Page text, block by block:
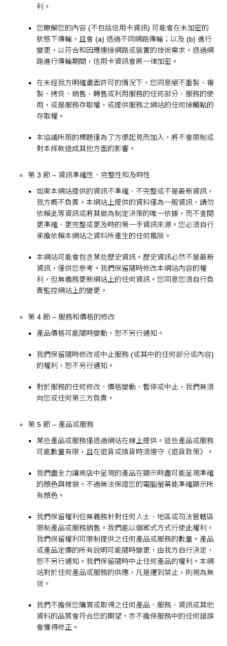
利。
您瞭解您的內容 (不包括信用卡資訊) 可能會在未加密的
狀態下傳輸，且會 (a) 透過不同網路傳輸；以及 (b) 進行
變更，以符合和因應連接網路或裝置的技術需求。透過網
路進行傳輸期間，信用卡資訊會將一律加密。
在未經我方明確書面許可的情況下，您同意絕不重製、複
製、拷貝、銷售、轉售或利用服務的任何部分、服務的使
用，或是服務存取權，或提供服務之網站的任何接觸點的
存取權。
本協議所用的標題僅為了方便起見而加入，將不會限制或
對本條款造成其他方面的影響。
第 3 節 – 資訊準確性、完整性和及時性
如果本網站提供的資訊不準確、不完整或不是最新資訊，
我方概不負責。本網站上提供的資料僅為一般資訊，請勿
依賴此等資訊或將其做為制定決策的唯一依據，而不查閱
更準確、更完整或更及時的第一手資訊來源。您必須自行
承擔依賴本網站之資料所產生的任何風險。
本網站可能會包含某些歷史資訊。歷史資訊必然不是最新
資訊，僅供您參考。我們保留隨時修改本網站內容的權
利，但無義務更新網站上的任何資訊。您同意您須自行負
責監控網站上的變更。
第 4 節 – 服務和價格的修改
產品價格可能隨時變動，恕不另行通知。
我們保留隨時修改或中止服務 (或其中的任何部分或內容)
的權利，恕不另行通知。
對於服務的任何修改、價格變動、暫停或中止，我們無須
向您或任何第三方負責。
第 5 節 – 產品或服務
某些產品或服務僅透過網站在線上提供。這些產品或服務
可能數量有限，且在退貨或換貨時須遵守《退貨政策》。
我們盡全力讓商店中呈現的產品在顯示時盡可能呈現準確
的顏色與樣貌。不過無法保證您的電腦螢幕能準確顯示所
有顏色。
我們保留權利但無義務針對任何人士、地區或司法管轄區
限制產品或服務銷售。我們能以個案式方式行使此權利。
我們保留權利可限制提供之任何產品或服務的數量。產品
或產品定價的所有說明可能隨時變更，由我方自行決定，
恕不另行通知。我們保留隨時中止任何產品的權利。本網
站對於任何產品或服務的供應，凡是遭到禁止，則視為無
效。
我們不擔保您購買或取得之任何產品、服務、資訊或其他
資料的品質會符合您的期望，亦不擔保服務中的任何錯誤
會獲得修正。